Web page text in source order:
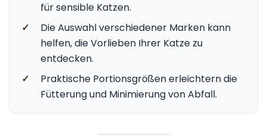
für sensible Katzen.
✓
Die Auswahl verschiedener Marken kann
helfen, die Vorlieben Ihrer Katze zu
entdecken.
✓
Praktische Portionsgrößen erleichtern die
Fütterung und Minimierung von Abfall.